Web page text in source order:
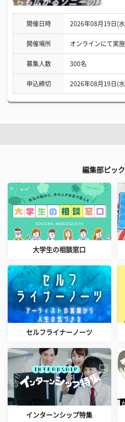
開催日時 2026年08月19日(
開催場所 オンラインにて実施
募集人数 300名
申込締切 2026年08月19日(
編集部ピッ
大学生の相談窓口
セルフライナーノーツ
インターンシップ特集